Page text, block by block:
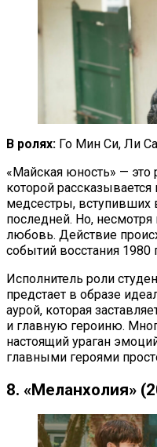
В ролях: Го Мин Си, Ли
«Майская юность» — это
которой
медсестры, вступивших
последней. Но,
любовь. Действие
событий восстания 1980
Исполнитель роли
предстает в образе
аурой, которая
и главную героиню.
настоящий ураган
главными героями
8. «Меланхолия»